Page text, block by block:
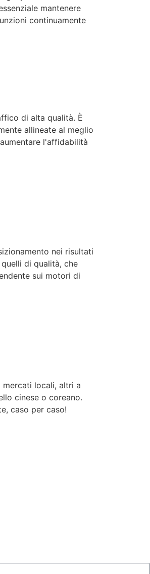
mantenere
continuamente
di alta qualità. È
allineate al meglio
l'affidabilità
nei risultati
di qualità, che
sui motori di
mercati locali, altri a
cinese o coreano.
caso per caso!